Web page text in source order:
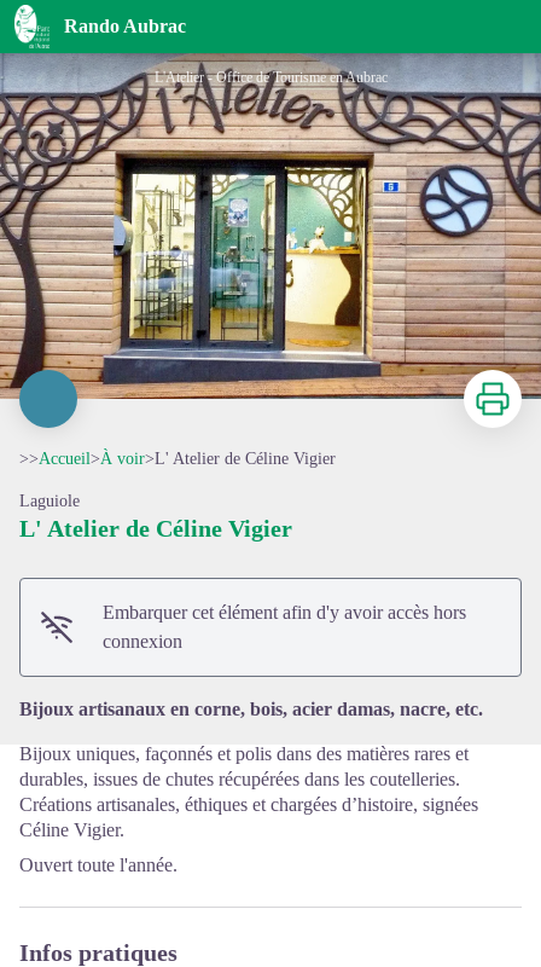
Rando Aubrac
L' Atelier de Céline Vigier
L'Atelier - Office de Tourisme en Aubrac
Voir l'image en plein écran
Imprimer
>>Accueil>À voir>L' Atelier de Céline Vigier
Laguiole
L' Atelier de Céline Vigier
Embarquer cet élément afin d'y avoir accès hors
connexion
Bijoux artisanaux en corne, bois, acier damas, nacre, etc.
Bijoux uniques, façonnés et polis dans des matières rares et
durables, issues de chutes récupérées dans les coutelleries.
Créations artisanales, éthiques et chargées d’histoire, signées
Céline Vigier.
Ouvert toute l'année.
Infos pratiques